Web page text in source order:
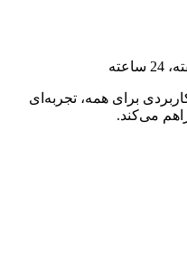
برای همه، تجربه‌ای
می‌کند.